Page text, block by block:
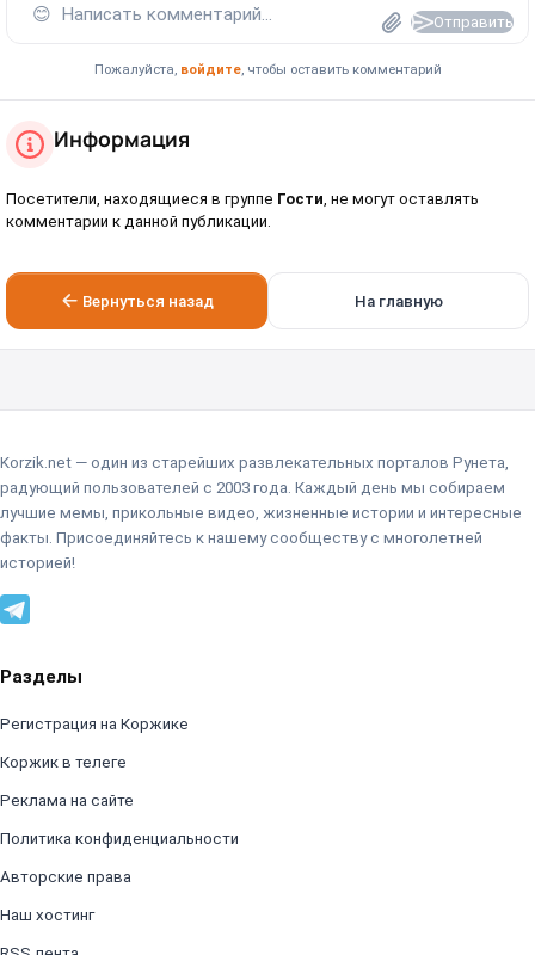
😊 Написать комментарий... Отправить
Пожалуйста, войдите, чтобы оставить комментарий
Информация
Посетители, находящиеся в группе Гости, не могут оставлять
комментарии к данной публикации.
Вернуться назад На главную
Korzik.net — один из старейших развлекательных порталов Рунета,
радующий пользователей с 2003 года. Каждый день мы собираем
лучшие мемы, прикольные видео, жизненные истории и интересные
факты. Присоединяйтесь к нашему сообществу с многолетней
историей!
Разделы
Регистрация на Коржике
Коржик в телеге
Реклама на сайте
Политика конфиденциальности
Авторские права
Наш хостинг